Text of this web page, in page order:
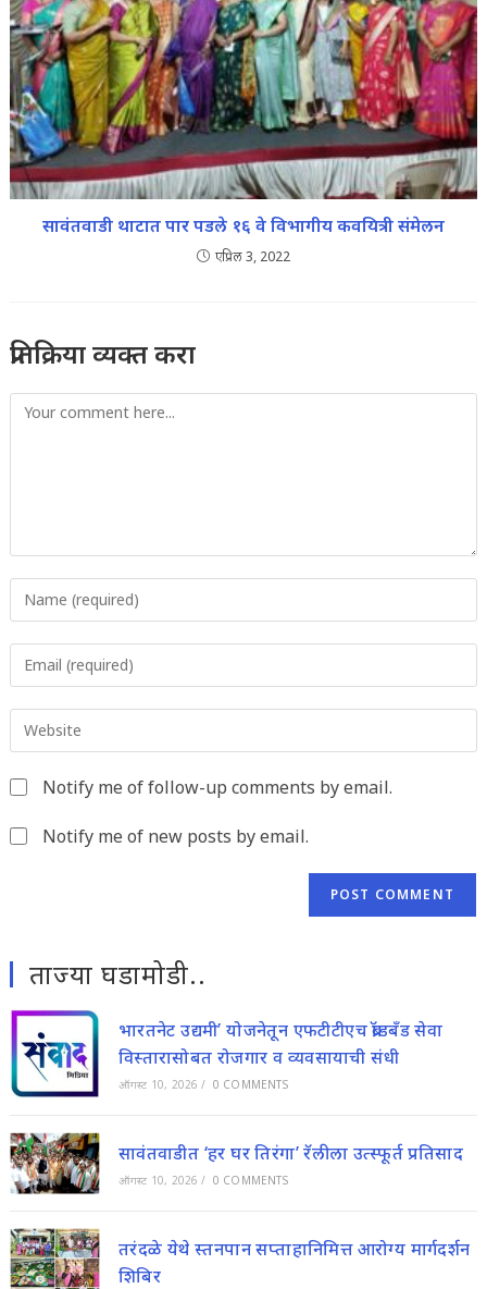
सावंतवाडी थाटात पार पडले १६ वे विभागीय कवयित्री संमेलन
एप्रिल 3, 2022
प्रतिक्रिया व्यक्त करा
Comment
your
username
to
comment
your
address
to
comment
your
URL
Notify me of follow-up comments by email.
Notify me of new posts by email.
ताज्या घडामोडी..
भारतनेट उद्यमी’ योजनेतून एफटीटीएच ब्रॉडबँड सेवा
विस्तारासोबत रोजगार व व्यवसायाची संधी
ऑगस्ट 10, 2026 / 0 COMMENTS
सावंतवाडीत ‘हर घर तिरंगा’ रॅलीला उत्स्फूर्त प्रतिसाद
ऑगस्ट 10, 2026 / 0 COMMENTS
तरंदळे येथे स्तनपान सप्ताहानिमित्त आरोग्य मार्गदर्शन
शिबिर